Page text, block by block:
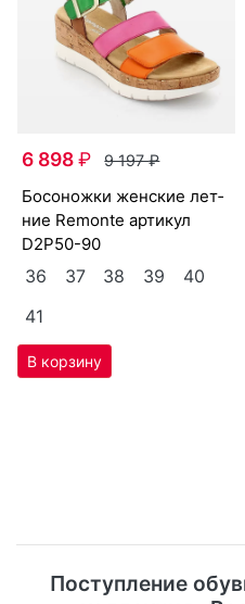
6 898₽ 9 197₽
бо­сонож­ки женс­кие лет­
ние Re­mon­te артикул
D2P50-90
36 37 38 39
40
41
Поступление